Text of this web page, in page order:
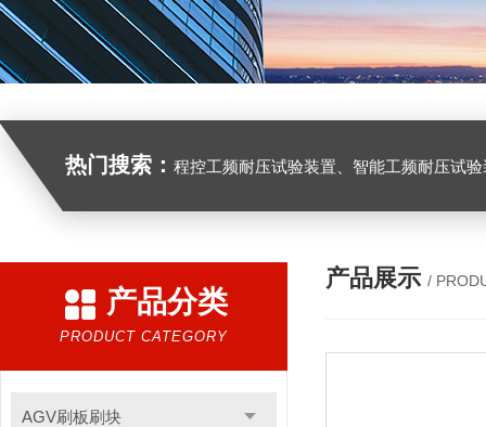
热门搜索： 程控工频耐压试验装置、智能工频耐压试验装置、工频耐压试验装置、工频耐压试验仪、工频耐压试验台、高压耐压试
产品分类
PRODUCT CATEGORY
AGV刷板刷块
产品展示 /